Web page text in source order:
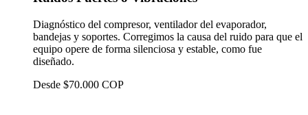
Diagnóstico del compresor, ventilador del evaporador,
bandejas y soportes. Corregimos la causa del ruido para que el
equipo opere de forma silenciosa y estable, como fue
diseñado.
Desde $70.000 COP